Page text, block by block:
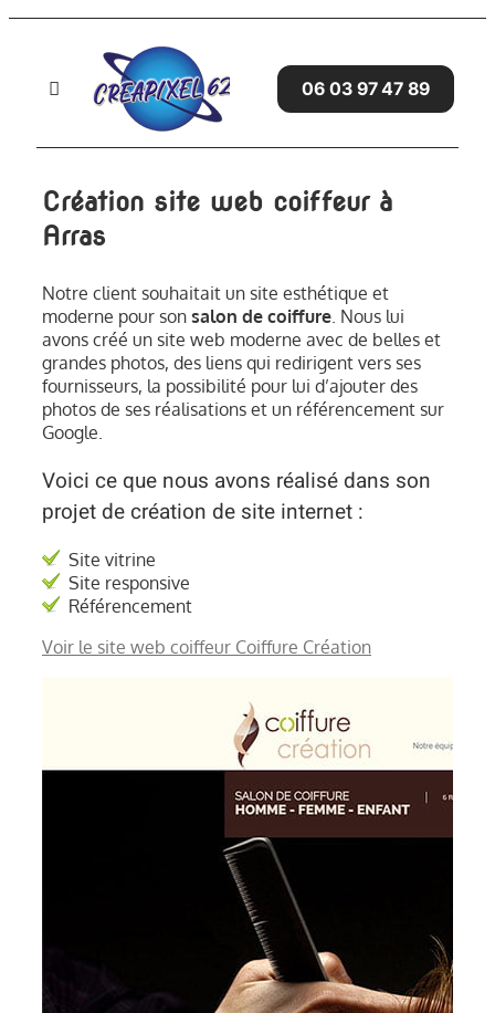
Passer
Toggle
Navigation
SERVICES
GRAPHISME
AVIS CLIENTS
BLOG
06 03 97 47 89
Création site web coiffeur à
Arras
Notre client souhaitait un site esthétique et
moderne pour son salon de coiffure. Nous lui
avons créé un site web moderne avec de belles et
grandes photos, des liens qui redirigent vers ses
fournisseurs, la possibilité pour lui d’ajouter des
photos de ses réalisations et un référencement sur
Google.
Voici ce que nous avons réalisé dans son
projet de création de site internet :
Site vitrine
Site responsive
Référencement
Voir le site web coiffeur Coiffure Création